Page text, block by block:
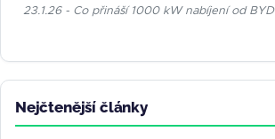
23.1.26 - Co přináší 1000 kW nabíjení od BYD
Nejčtenější články